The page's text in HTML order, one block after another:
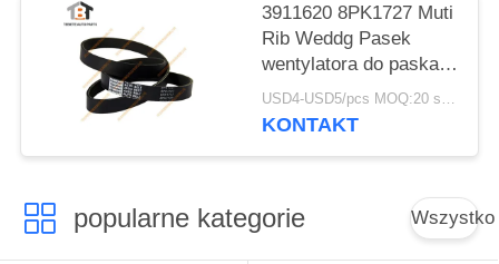
3911620 8PK1727 Muti
Rib Weddg Pasek
wentylatora do paska
klinowego silnika
Cummins 8PK
USD4-USD5/pcs MOQ:20 sztuk
KONTAKT
popularne kategorie Wszystko